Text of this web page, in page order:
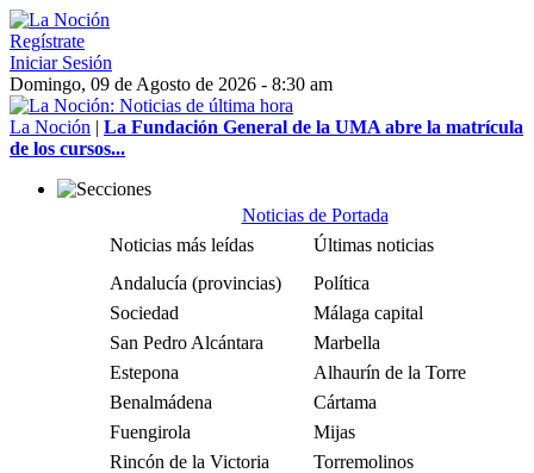
Regístrate
Iniciar Sesión
Domingo, 09 de Agosto de 2026 - 8:30 am
La Noción | La Fundación General de la UMA abre la matrícula
de los cursos...
Noticias de Portada
Noticias más leídas
Últimas noticias
Andalucía (provincias)
Política
Sociedad
Málaga capital
San Pedro Alcántara
Marbella
Estepona
Alhaurín de la Torre
Benalmádena
Cártama
Fuengirola
Mijas
Rincón de la Victoria
Torremolinos